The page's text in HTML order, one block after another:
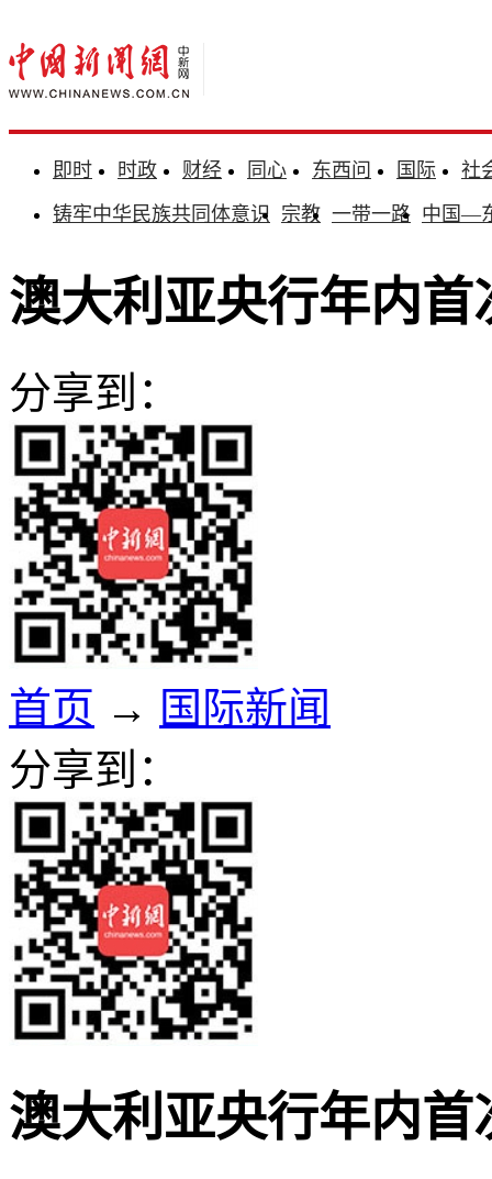
即时 时政 财经 同心 东西问 国际
社
铸牢中华民族共同体意识 宗教 一带一路 中国—
澳大利亚央行年内首
分享到：
首页 → 国际新闻
分享到：
澳大利亚央行年内首